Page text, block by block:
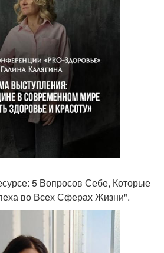
5 Вопросов Себе, Которые
во Всех Сферах Жизни".